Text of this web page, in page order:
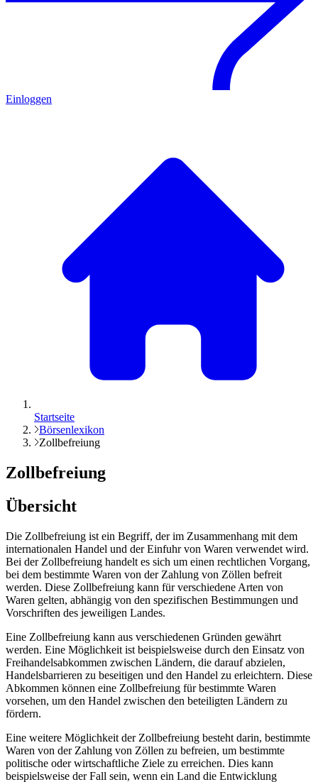
Einloggen
Startseite
Börsenlexikon
Zollbefreiung
Zollbefreiung
Übersicht
Die Zollbefreiung ist ein Begriff, der im Zusammenhang mit dem
internationalen Handel und der Einfuhr von Waren verwendet wird.
Bei der Zollbefreiung handelt es sich um einen rechtlichen Vorgang,
bei dem bestimmte Waren von der Zahlung von Zöllen befreit
werden. Diese Zollbefreiung kann für verschiedene Arten von
Waren gelten, abhängig von den spezifischen Bestimmungen und
Vorschriften des jeweiligen Landes.
Eine Zollbefreiung kann aus verschiedenen Gründen gewährt
werden. Eine Möglichkeit ist beispielsweise durch den Einsatz von
Freihandelsabkommen zwischen Ländern, die darauf abzielen,
Handelsbarrieren zu beseitigen und den Handel zu erleichtern. Diese
Abkommen können eine Zollbefreiung für bestimmte Waren
vorsehen, um den Handel zwischen den beteiligten Ländern zu
fördern.
Eine weitere Möglichkeit der Zollbefreiung besteht darin, bestimmte
Waren von der Zahlung von Zöllen zu befreien, um bestimmte
politische oder wirtschaftliche Ziele zu erreichen. Dies kann
beispielsweise der Fall sein, wenn ein Land die Entwicklung